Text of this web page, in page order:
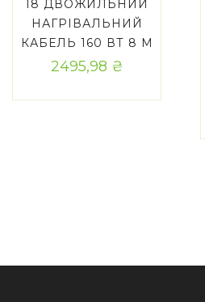
18 ДВОЖИЛЬНИЙ
НАГРІВАЛЬНИЙ
КАБЕЛЬ 160 ВТ 8 М
2495,98 ₴